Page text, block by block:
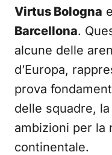
Virtus Bologna e
Barcellona.
alcune delle
d’Europa,
prova
delle squadre,
ambizioni per la
continentale.